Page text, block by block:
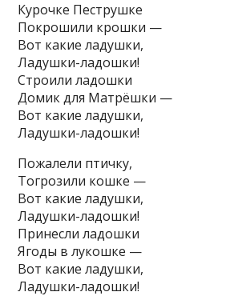
Курочке Пеструшке
Покрошили крошки —
Вот какие ладушки,
Ладушки-ладошки!
Строили ладошки
Домик для Матрёшки —
Вот какие ладушки,
Ладушки-ладошки!
Пожалели птичку,
Тогрозили кошке —
Вот какие ладушки,
Ладушки-ладошки!
Принесли ладошки
Ягоды в лукошке —
Вот какие ладушки,
Ладушки-ладошки!